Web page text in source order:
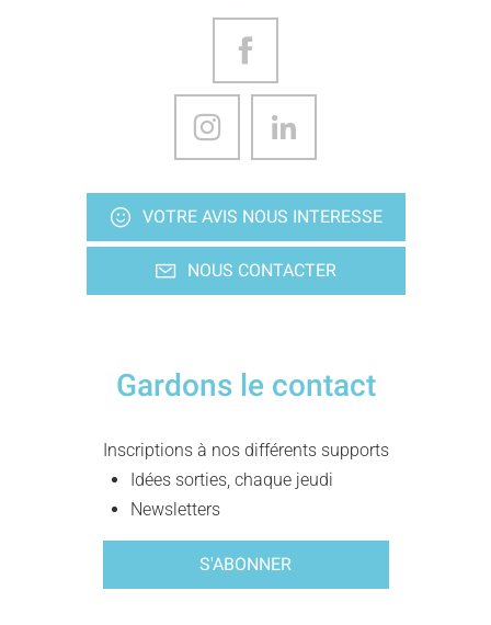
VOTRE AVIS NOUS INTERESSE
NOUS CONTACTER
Gardons le contact
Inscriptions à nos différents supports
Idées sorties, chaque jeudi
Newsletters
S'ABONNER